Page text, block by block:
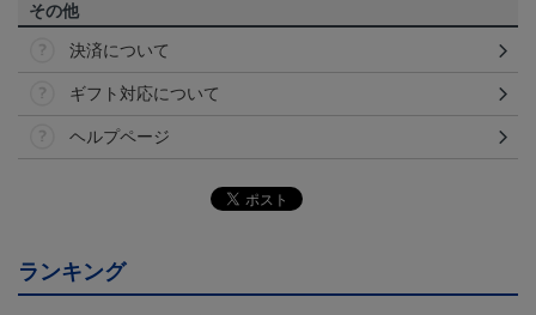
その他
決済について
ギフト対応について
ヘルプページ
ランキング